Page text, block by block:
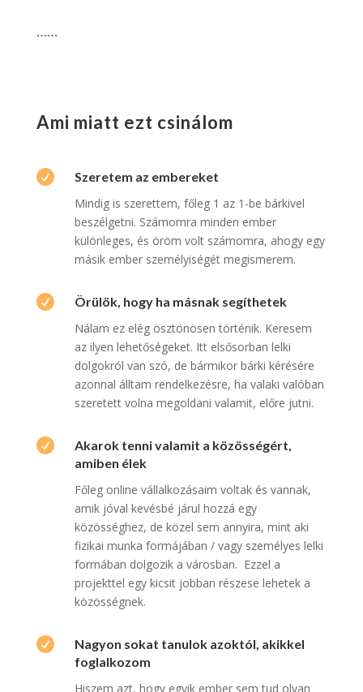
……
Ami miatt ezt csinálom

Szeretem az embereket
Mindig is szerettem, főleg 1 az 1-be bárkivel
beszélgetni. Számomra minden ember
különleges, és öröm volt számomra, ahogy egy
másik ember személyiségét megismerem.

Örülök, hogy ha másnak segíthetek
Nálam ez elég ösztönösen történik. Keresem
az ilyen lehetőségeket. Itt elsősorban lelki
dolgokról van szó, de bármikor bárki kérésére
azonnal álltam rendelkezésre, ha valaki valóban
szeretett volna megoldani valamit, előre jutni.

Akarok tenni valamit a közösségért,
amiben élek
Főleg online vállalkozásaim voltak és vannak,
amik jóval kevésbé járul hozzá egy
közösséghez, de közel sem annyira, mint aki
fizikai munka formájában / vagy személyes lelki
formában dolgozik a városban. Ezzel a
projekttel egy kicsit jobban részese lehetek a
közösségnek.

Nagyon sokat tanulok azoktól, akikkel
foglalkozom
Hiszem azt, hogy egyik ember sem tud olyan